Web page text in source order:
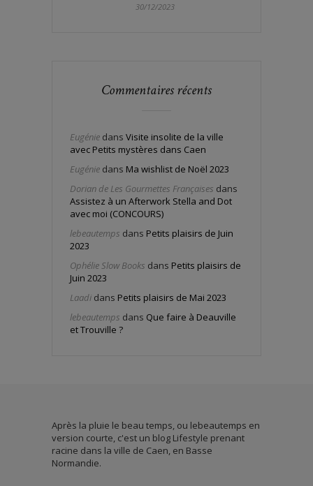
30/12/2023
Commentaires récents
Eugénie dans Visite insolite de la ville
avec Petits mystères dans Caen
Eugénie dans Ma wishlist de Noël 2023
Dorian de Les Gourmettes Françaises dans
Assistez à un Afterwork Stella and Dot
avec moi (CONCOURS)
lebeautemps dans Petits plaisirs de Juin
2023
Ophélie Slow Books dans Petits plaisirs de
Juin 2023
Laadi dans Petits plaisirs de Mai 2023
lebeautemps dans Que faire à Deauville
et Trouville ?
Après la pluie le beau temps, ou lebeautemps en
version courte, c'est un blog Lifestyle prenant
racine dans la ville de Caen, en Basse
Normandie.